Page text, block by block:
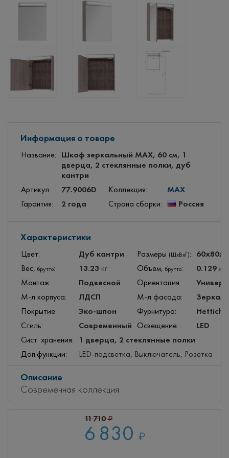
Информация о товаре
Название:
Шкаф зеркальный MAX, 60 см, 1
дверца, 2 стеклянные полки, дуб
кантри
Артикул: 77.9006D Коллекция: MAX
Гарантия: 2 года Страна сборки: Россия
Характеристики
Цвет: Дуб кантри Размеры (ШхВхГ):
Вес, брутто: 13.23 кг Объем, брутто: 0.129 м
Монтаж: Подвесной Ориентация:
М-л корпуса: ЛДСП М-л фасада:
Покрытие: Эко-шпон Фурнитура: Hettich
Стиль: Современный Освещение: LED
Сист. хранения: 1 дверца, 2 стеклянные полки
Доп.функции: LED-подсветка, Выключатель, Розетка
Описание
Современная коллекция
11 710₽
6 830 ₽